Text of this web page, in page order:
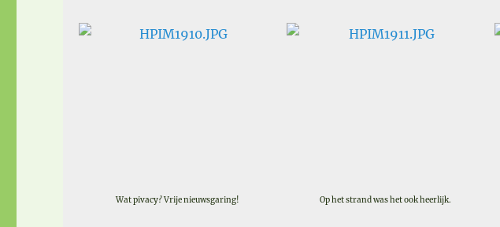
Wat pivacy? Vrije nieuwsgaring! Op het strand was het ook heerlijk.